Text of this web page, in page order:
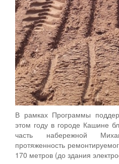
В рамках Программы
этом году в городе Кашине
часть набережной
протяженность
170 метров (до здания